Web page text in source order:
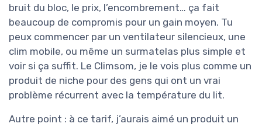
bruit du bloc, le prix, l’encombrement… ça fait
beaucoup de compromis pour un gain moyen. Tu
peux commencer par un ventilateur silencieux, une
clim mobile, ou même un surmatelas plus simple et
voir si ça suffit. Le Climsom, je le vois plus comme un
produit de niche pour des gens qui ont un vrai
problème récurrent avec la température du lit.
Autre point : à ce tarif, j’aurais aimé un produit un